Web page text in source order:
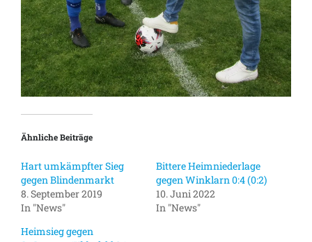
Ähnliche Beiträge
Hart umkämpfter Sieg
gegen Blindenmarkt
8. September 2019
In "News"
Bittere Heimniederlage
gegen Winklarn 0:4 (0:2)
10. Juni 2022
In "News"
Heimsieg gegen